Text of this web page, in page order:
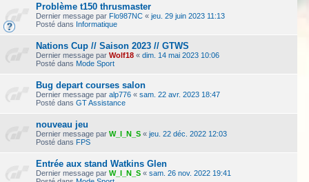
Problème t150 thrusmaster
Dernier message par Flo987NC « jeu. 29 juin 2023 11:13
Posté dans Informatique
Nations Cup // Saison 2023 // GTWS
Dernier message par Wolf18 « dim. 14 mai 2023 10:06
Posté dans Mode Sport
Bug depart courses salon
Dernier message par alp776 « sam. 22 avr. 2023 18:47
Posté dans GT Assistance
nouveau jeu
Dernier message par W_I_N_S « jeu. 22 déc. 2022 12:03
Posté dans FPS
Entrée aux stand Watkins Glen
Dernier message par W_I_N_S « sam. 26 nov. 2022 19:41